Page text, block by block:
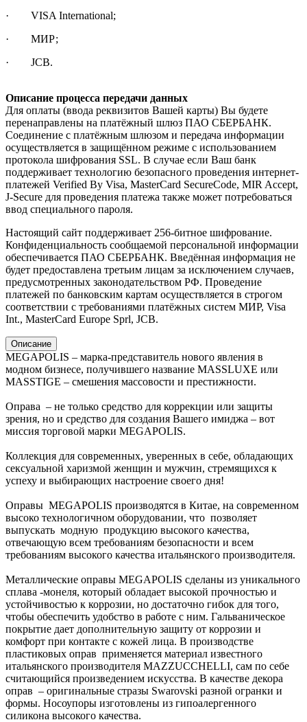
· VISA International;
· МИР;
· JCB.
Описание процесса передачи данных
Для оплаты (ввода реквизитов Вашей карты) Вы будете
перенаправлены на платёжный шлюз ПАО СБЕРБАНК.
Соединение с платёжным шлюзом и передача информации
осуществляется в защищённом режиме с использованием
протокола шифрования SSL. В случае если Ваш банк
поддерживает технологию безопасного проведения интернет-
платежей Verified By Visa, MasterCard SecureCode, MIR Accept,
J-Secure для проведения платежа также может потребоваться
ввод специального пароля.
Настоящий сайт поддерживает 256-битное шифрование.
Конфиденциальность сообщаемой персональной информации
обеспечивается ПАО СБЕРБАНК. Введённая информация не
будет предоставлена третьим лицам за исключением случаев,
предусмотренных законодательством РФ. Проведение
платежей по банковским картам осуществляется в строгом
соответствии с требованиями платёжных систем МИР, Visa
Int., MasterCard Europe Sprl, JCB.
Описание
MEGAPOLIS – марка-представитель нового явления в
модном бизнесе, получившего название MASSLUXE или
MASSTIGE – смешения массовости и престижности.
Оправа – не только средство для коррекции или защиты
зрения, но и средство для создания Вашего имиджа – вот
миссия торговой марки MEGAPOLIS.
Коллекция для современных, уверенных в себе, обладающих
сексуальной харизмой женщин и мужчин, стремящихся к
успеху и выбирающих настроение своего дня!
Оправы MEGAPOLIS производятся в Китае, на современном
высоко технологичном оборудовании, что позволяет
выпускать модную продукцию высокого качества,
отвечающую всем требованиям безопасности и всем
требованиям высокого качества итальянского производителя.
Металлические оправы MEGAPOLIS сделаны из уникального
сплава -монеля, который обладает высокой прочностью и
устойчивостью к коррозии, но достаточно гибок для того,
чтобы обеспечить удобство в работе с ним. Гальваническое
покрытие дает дополнительную защиту от коррозии и
комфорт при контакте с кожей лица. В производстве
пластиковых оправ применяется материал известного
итальянского производителя MAZZUCCHELLI, сам по себе
считающийся произведением искусства. В качестве декора
оправ – оригинальные стразы Swarovski разной огранки и
формы. Носоупоры изготовлены из гипоалергенного
силикона высокого качества.